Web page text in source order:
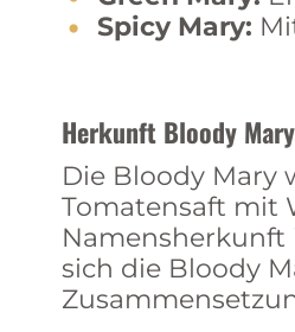
Spicy Mary:
Herkunft Bloody Mary
Die Bloody Mary
Tomatensaft mit
Namensherkunft
sich die Bloody